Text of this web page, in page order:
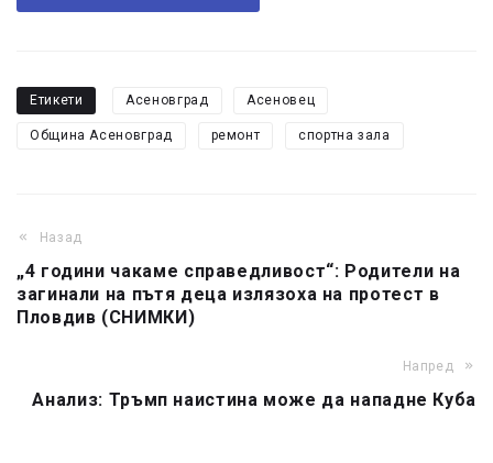
Етикети Асеновград Асеновец
Община Асеновград ремонт спортна зала
Назад
„4 години чакаме справедливост“: Родители на
загинали на пътя деца излязоха на протест в
Пловдив (СНИМКИ)
Напред
Анализ: Тръмп наистина може да нападне Куба